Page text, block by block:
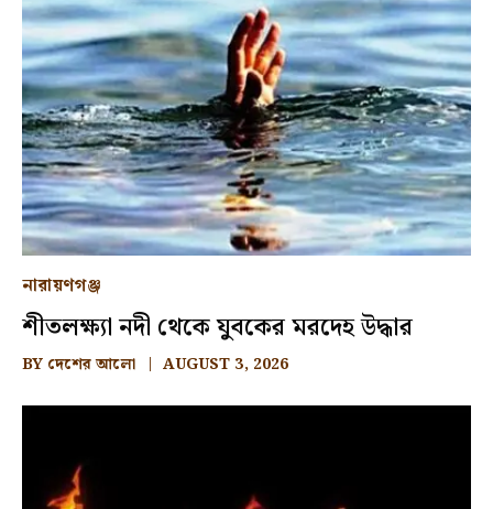
নারায়ণগঞ্জ
শীতলক্ষ্যা নদী থেকে যুবকের মরদেহ উদ্ধার
BY দেশের আলো AUGUST 3, 2026